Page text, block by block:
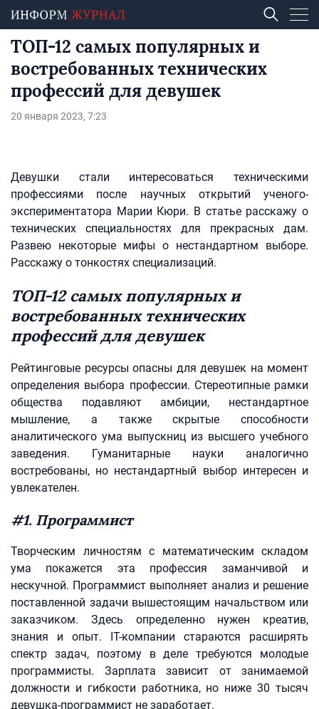
ТОП-12 самых популярных и
востребованных технических
профессий для девушек
20 января 2023, 7:23
Девушки стали интересоваться техническими
профессиями после научных открытий ученого-
экспериментатора Марии Кюри. В статье расскажу о
технических специальностях для прекрасных дам.
Развею некоторые мифы о нестандартном выборе.
Расскажу о тонкостях специализаций.
ТОП-12 самых популярных и
востребованных технических
профессий для девушек
Рейтинговые ресурсы опасны для девушек на момент
определения выбора профессии. Стереотипные рамки
общества подавляют амбиции, нестандартное
мышление, а также скрытые способности
аналитического ума выпускниц из высшего учебного
заведения. Гуманитарные науки аналогично
востребованы, но нестандартный выбор интересен и
увлекателен.
#1. Программист
Творческим личностям с математическим складом
ума покажется эта профессия заманчивой и
нескучной. Программист выполняет анализ и решение
поставленной задачи вышестоящим начальством или
заказчиком. Здесь определенно нужен креатив,
знания и опыт. IT-компании стараются расширять
спектр задач, поэтому в деле требуются молодые
программисты. Зарплата зависит от занимаемой
должности и гибкости работника, но ниже 30 тысяч
девушка-программист не заработает.